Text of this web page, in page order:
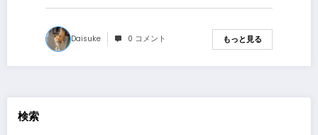
Daisuke 0 コメント もっと見る
検索